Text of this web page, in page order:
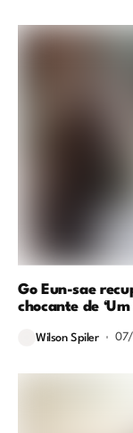
Go Eun-sae
chocante de
Wilson Spiler